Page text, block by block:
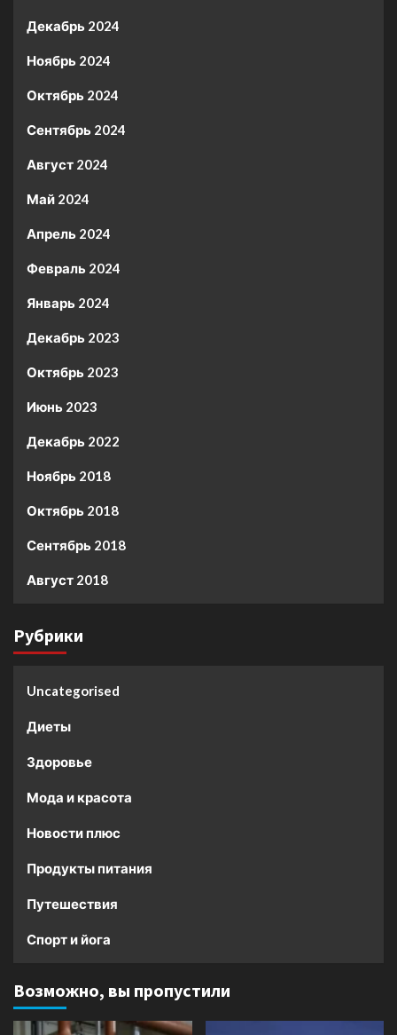
Декабрь 2024
Ноябрь 2024
Октябрь 2024
Сентябрь 2024
Август 2024
Май 2024
Апрель 2024
Февраль 2024
Январь 2024
Декабрь 2023
Октябрь 2023
Июнь 2023
Декабрь 2022
Ноябрь 2018
Октябрь 2018
Сентябрь 2018
Август 2018
Рубрики
Uncategorised
Диеты
Здоровье
Мода и красота
Новости плюс
Продукты питания
Путешествия
Спорт и йога
Возможно, вы пропустили